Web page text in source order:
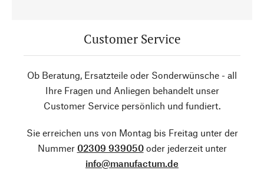
Customer Service
Ob Beratung, Ersatzteile oder Sonderwünsche - all
Ihre Fragen und Anliegen behandelt unser
Customer Service persönlich und fundiert.
Sie erreichen uns von Montag bis Freitag unter der
Nummer 02309 939050oder jederzeit unter
info@manufactum.de